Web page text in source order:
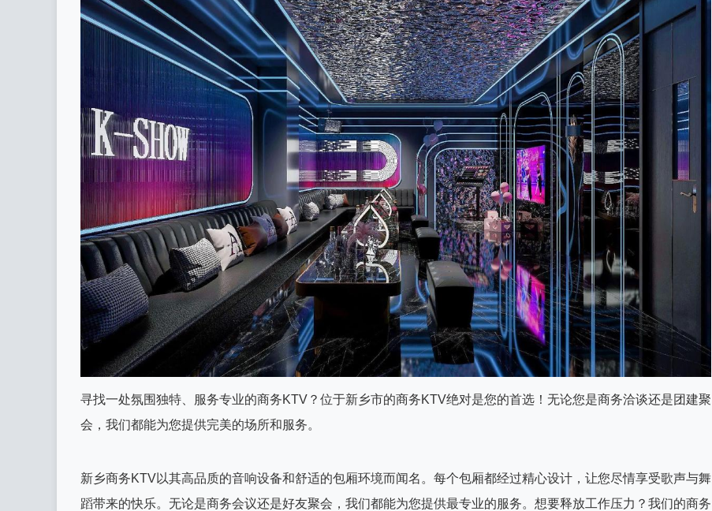
寻找一处氛围独特、服务专业的商务KTV？位于新乡市的商务KTV绝对是您的首选！无论您是商务洽谈还是团建聚
会，我们都能为您提供完美的场所和服务。
新乡商务KTV以其高品质的音响设备和舒适的包厢环境而闻名。每个包厢都经过精心设计，让您尽情享受歌声与舞
蹈带来的快乐。无论是商务会议还是好友聚会，我们都能为您提供最专业的服务。想要释放工作压力？我们的商务